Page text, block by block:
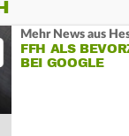
Mehr News aus
FFH ALS
BEI GOOGLE